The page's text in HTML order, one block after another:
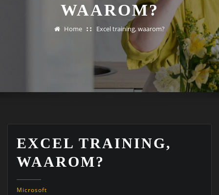
WAAROM?
Home Excel training, waarom?
EXCEL TRAINING,
WAAROM?
Microsoft